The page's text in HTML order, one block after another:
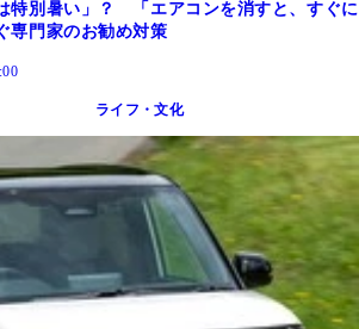
特別暑い」？ 「エアコンを消すと、すぐに
専門家のお勧め対策
ライフ・文化